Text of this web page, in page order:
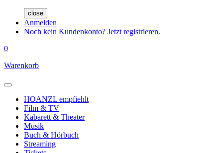
close
Anmelden
Noch kein Kundenkonto? Jetzt registrieren.
0
Warenkorb
HOANZL empfiehlt
Film & TV
Kabarett & Theater
Musik
Buch & Hörbuch
Streaming